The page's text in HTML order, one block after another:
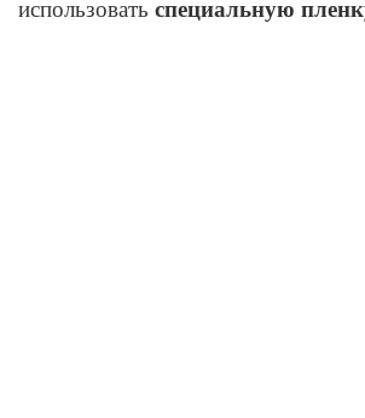
использовать специальную